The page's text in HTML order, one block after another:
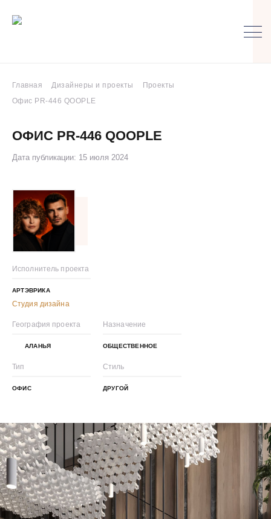
Главная Дизайнеры и проекты
Проекты
Офис PR-446 QOOPLE
ОФИС PR-446 QOOPLE
Дата публикации: 15 июля 2024
Исполнитель проекта
АРТЭВРИКА
Студия дизайна
География проекта
АЛАНЬЯ
Назначение
ОБЩЕСТВЕННОЕ
Тип
ОФИС
Стиль
ДРУГОЙ